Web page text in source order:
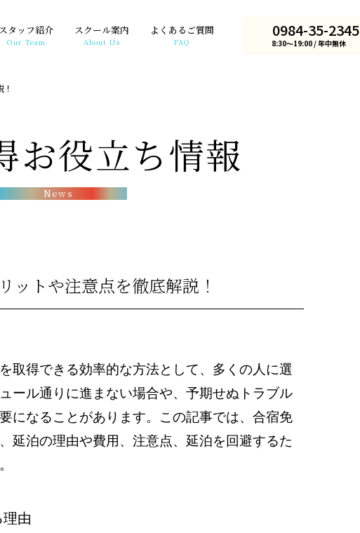
スタッフ紹介
Our Team
スクール案内
About Us
よくあるご質問
FAQ
0984-35-2345
8:30〜19:00 / 年中無休
お役立ち情報
News
ットや注意点を徹底解説！
取得できる効率的な方法として、多くの人に選
ール通りに進まない場合や、予期せぬトラブル
になることがあります。この記事では、合宿免
延泊の理由や費用、注意点、延泊を回避するた
由